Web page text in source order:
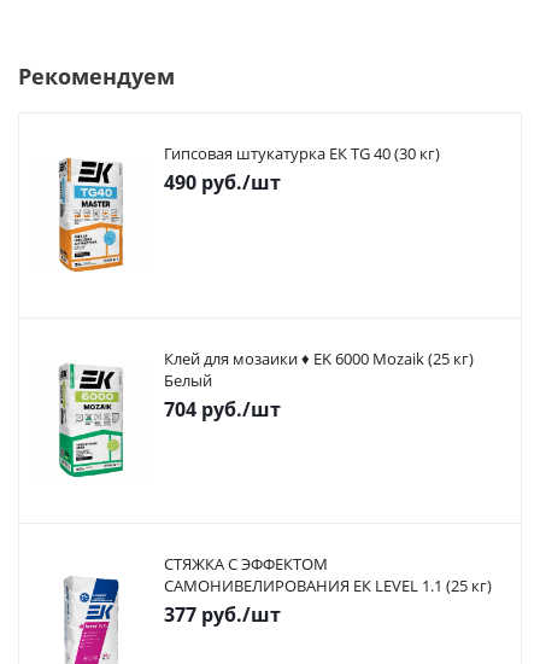
Рекомендуем
Гипсовая штукатурка ЕК TG 40 (30 кг)
490 руб./шт
Клей для мозаики ♦ EK 6000 Mozaik (25 кг)
Белый
704 руб./шт
СТЯЖКА С ЭФФЕКТОМ
САМОНИВЕЛИРОВАНИЯ ЕК LEVEL 1.1 (25 кг)
377 руб./шт